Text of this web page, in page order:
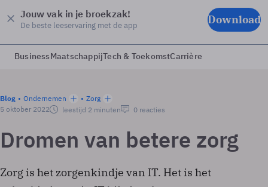
Jouw vak in je broekzak!
De beste leeservaring met de app Download
BusinessMaatschappijTech & ToekomstCarrière
Blog Ondernemen
Zorg
5 oktober 2022
leestijd 2 minuten 0 reacties
Dromen van betere zorg
Zorg is het zorgenkindje van IT. Het is het